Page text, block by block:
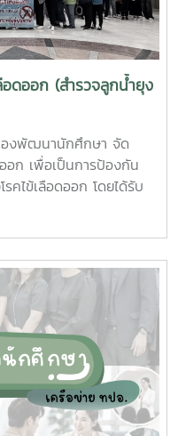
ดออก (สำรวจลูกน้ำยุง
องพัฒนานักศึกษา จัด
อก เพื่อเป็นการป้องกัน
คไข้เลือดออก โดยได้รับ
แหล่งเพาะพันธุ์ยุงลาย
คราะห์รถรับนักศึกษาจาก